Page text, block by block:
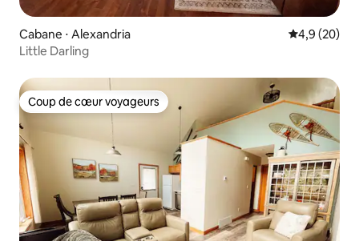
Cabane ⋅ Alexandria Évaluation
4,9 (20)
Little Darling
Coup de cœur voyageurs
Coup de cœur voyageurs